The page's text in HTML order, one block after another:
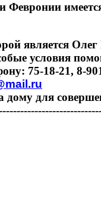
Февронии
является
условия
75-18-21, 8-
для